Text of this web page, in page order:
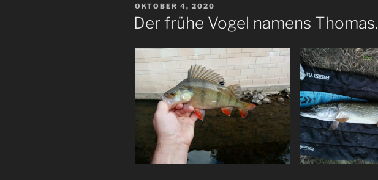
VERÖFFENTLICHT
AM
OKTOBER 4, 2020
Der frühe Vogel namens Thomas.